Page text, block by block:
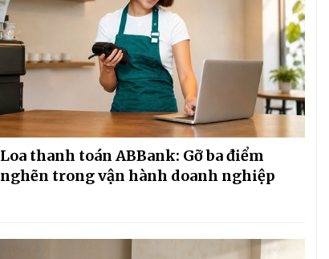
Loa thanh toán ABBank: Gỡ ba điểm
nghẽn trong vận hành doanh nghiệp